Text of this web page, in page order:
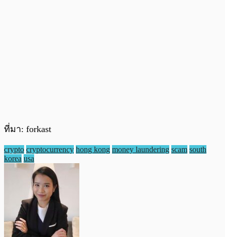
ที่มา: forkast
crypto cryptocurrency hong kong money laundering scam south
korea usa